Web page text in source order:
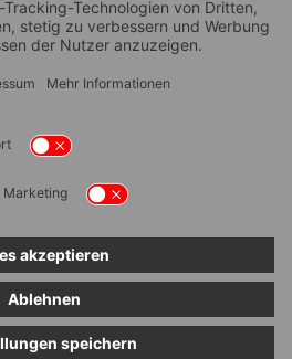
|Impressum|Information zur
die-BOX 2026